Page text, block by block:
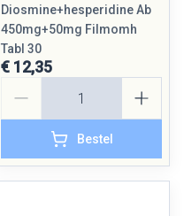
Diosmine+hesperidine Ab
450mg+50mg Filmomh
Tabl 30
€ 12,35
Bestel